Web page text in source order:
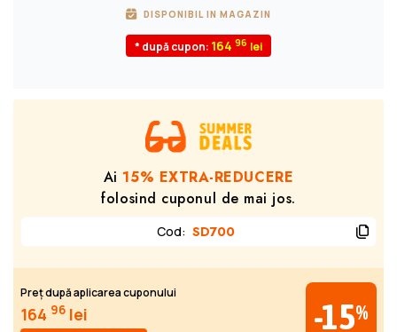
DISPONIBIL IN MAGAZIN
* după cupon: 164 96
Ai 15% EXTRA-REDUCERE
folosind cuponul de mai jos.
Cod: SD700
Preț după aplicarea cuponului
164 96 lei -15%